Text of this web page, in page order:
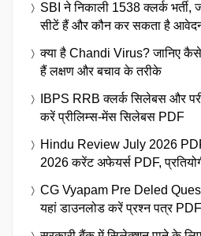
SBI ने निकाली 1538 क्लर्क भर्ती,
सीटें हैं और कौन कर सकता है
क्या है Chandi Virus? जानिए
हैं लक्षण और बचाव के तरीके
IBPS RRB क्लर्क सिलेबस और
करें प्रीलिम्स-मेंस सिलेबस PDF
Hindu Review July 2026
2026 करेंट अफेयर्स PDF,
CG Vyapam Pre Deled
यहां डाउनलोड करें प्रश्न पत्र